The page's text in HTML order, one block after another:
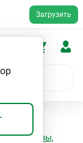
Загрузить
Иерсиниозы,